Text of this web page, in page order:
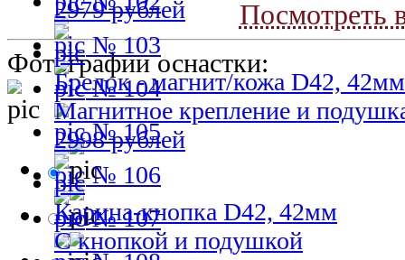
Посмотреть
Фотографии оснастки:
№ 103
№ 104
№ 105
№ 106
№ 107
2979 рублей
Брелок - магнит/кожа D42, 42мм
Магнитное крепление и
2998 рублей
Карина-кнопка D42, 42мм
С кнопкой и подушкой